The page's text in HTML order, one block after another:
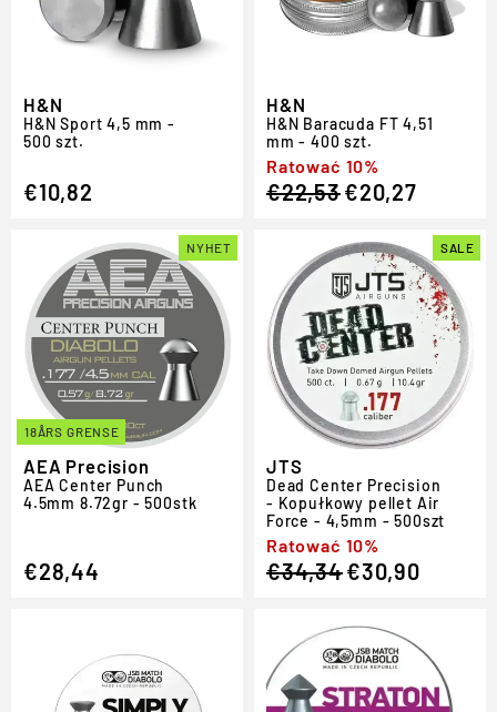
H&N
H&N Sport 4,5 mm -
500 szt.
€10,82
H&N
H&N Baracuda FT 4,51
mm - 400 szt.
Ratować 10%
Regular
price
€22,53
Sale
price
€20,27
NYHET
18ÅRS GRENSE
AEA Precision
AEA Center Punch
4.5mm 8.72gr - 500stk
€28,44
SALE
JTS
Dead Center Precision
- Kopułkowy pellet Air
Force - 4,5mm - 500szt
Ratować 10%
Regular
price
€34,34
Sale
price
€30,90